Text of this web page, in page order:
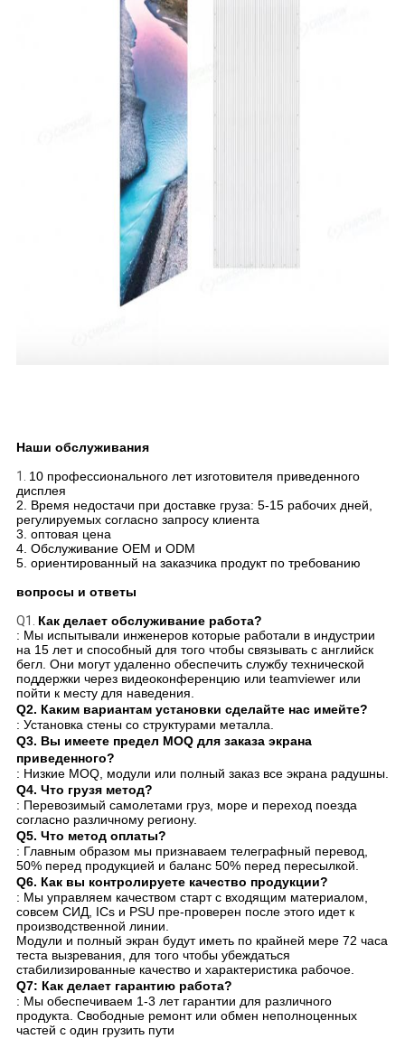
Наши обслуживания
1. 10 профессионального лет изготовителя приведенного
дисплея
2. Время недостачи при доставке груза: 5-15 рабочих дней,
регулируемых согласно запросу клиента
3. оптовая цена
4. Обслуживание OEM и ODM
5. ориентированный на заказчика продукт по требованию
вопросы и ответы
Q1. Как делает обслуживание работа?
: Мы испытывали инженеров которые работали в индустрии
на 15 лет и способный для того чтобы связывать с английск
бегл. Они могут удаленно обеспечить службу технической
поддержки через видеоконференцию или teamviewer или
пойти к месту для наведения.
Q2. Каким вариантам установки сделайте нас имейте?
: Установка стены со структурами металла.
Q3. Вы имеете предел MOQ для заказа экрана
приведенного?
: Низкие MOQ, модули или полный заказ все экрана радушны.
Q4. Что грузя метод?
: Перевозимый самолетами груз, море и переход поезда
согласно различному региону.
Q5. Что метод оплаты?
: Главным образом мы признаваем телеграфный перевод,
50% перед продукцией и баланс 50% перед пересылкой.
Q6. Как вы контролируете качество продукции?
: Мы управляем качеством старт с входящим материалом,
совсем СИД, ICs и PSU пре-проверен после этого идет к
производственной линии.
Модули и полный экран будут иметь по крайней мере 72 часа
теста вызревания, для того чтобы убеждаться
стабилизированные качество и характеристика рабочое.
Q7: Как делает гарантию работа?
: Мы обеспечиваем 1-3 лет гарантии для различного
продукта. Свободные ремонт или обмен неполноценных
частей с один грузить пути